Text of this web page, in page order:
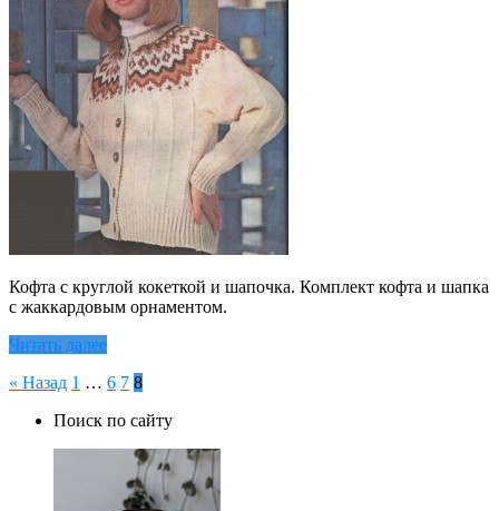
Кофта с круглой кокеткой и шапочка. Комплект кофта и шапка
с жаккардовым орнаментом.
Читать далее
Пагинация
записей
« Назад 1 … 6 7 8
Поиск по сайту